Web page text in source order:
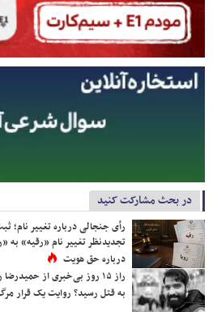
در بحث مشارکت کنید
رأی جنجالی درباره تغییر نام؛
تجدیدنظر تغییر نام «رقیه» به
درباره حق هویت
راز ۱۵ روز بی‌خبری از
به قتل رسید؟ روایت یک قرار